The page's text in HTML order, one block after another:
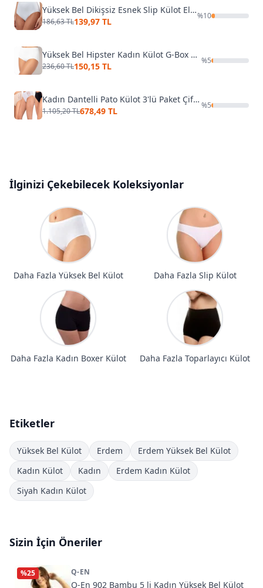
Yüksek Bel Dikişsiz Esnek Slip Külot Elite Life 811
186,63 TL139,97 TL
%10
Yüksek Bel Hipster Kadın Külot G-Box 913
236,60 TL150,15 TL
%5
Kadın Dantelli Pato Külot 3'lü Paket Çift Kaplan 637
1.105,20 TL678,49 TL
%5
İlginizi Çekebilecek Koleksiyonlar
Daha Fazla Yüksek Bel Külot Daha Fazla Slip Külot
Daha Fazla Kadın Boxer Külot Daha Fazla Toparlayıcı Külot
Etiketler
Yüksek Bel Külot Erdem
Erdem Yüksek Bel Külot
Kadın Külot
Kadın
Erdem Kadın Külot
Siyah Kadın Külot
Sizin İçin Öneriler
%25 Q-EN
Q-En 902 Bambu 5 li Kadın Yüksek Bel Külot